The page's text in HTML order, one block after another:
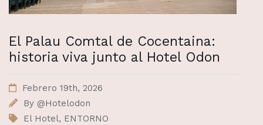
El Palau Comtal de Cocentaina:
historia viva junto al Hotel Odon
Febrero 19th, 2026
By @Hotelodon
El Hotel, ENTORNO